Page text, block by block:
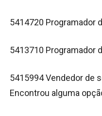
5414720 Programador
5413710 Programador
5415994 Vendedor de
Encontrou alguma